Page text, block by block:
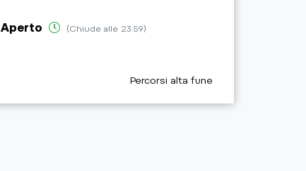
Aperto (Chiude alle 23:59)
aria.poi_category_prefix
Percorsi alta fune